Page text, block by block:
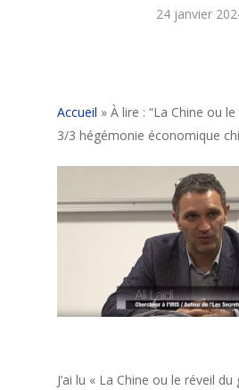
24 janvier
Accueil » À lire : “La Chine ou
3/3 hégémonie économique
J’ai lu « La Chine ou le réveil